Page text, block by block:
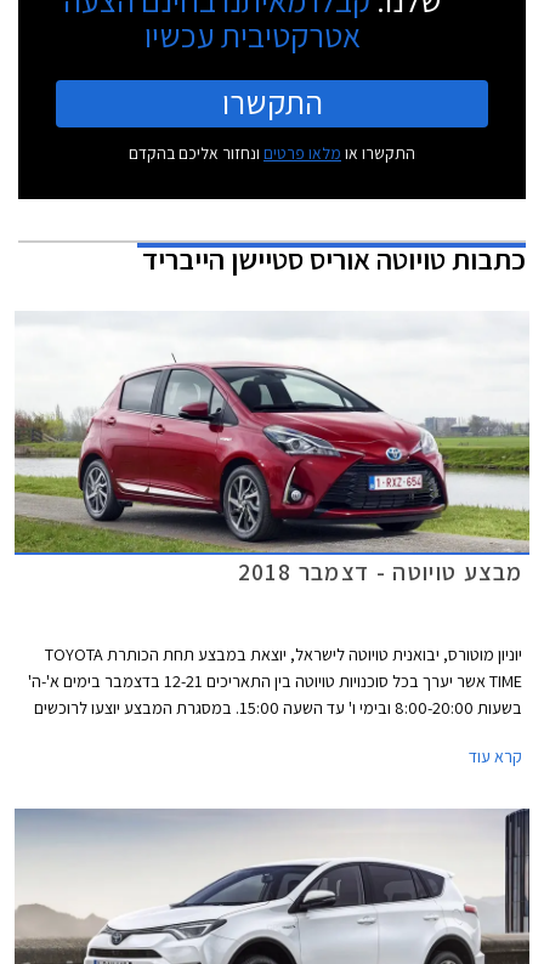
אטרקטיבית עכשיו
התקשרו
התקשרו או מלאו פרטים ונחזור אליכם בהקדם
כתבותטויוטה אוריס סטיישן הייבריד
מבצע טויוטה - דצמבר 2018
יוניון מוטורס, יבואנית טויוטה לישראל, יוצאת במבצע תחת הכותרת TOYOTA
TIME אשר יערך בכל סוכנויות טויוטה בין התאריכים 12-21 בדצמבר בימים א'-ה'
בשעות 8:00-20:00 ובימי ו' עד השעה 15:00. במסגרת המבצע יוצעו לרוכשים
קרא עוד